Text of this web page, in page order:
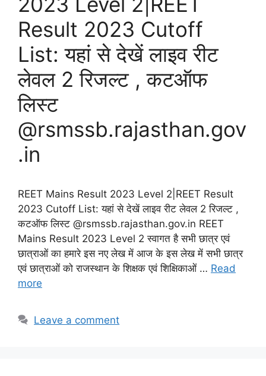
Result 2023 Cutoff
List: यहां से देखें लाइव रीट
लेवल 2 रिजल्ट , कटऑफ
लिस्ट
@rsmssb.rajasthan.gov
.in
REET Mains Result 2023 Level 2|REET Result
2023 Cutoff List: यहां से देखें लाइव रीट लेवल 2 रिजल्ट ,
कटऑफ लिस्ट @rsmssb.rajasthan.gov.in REET
Mains Result 2023 Level 2 स्वागत है सभी छात्र एवं
छात्राओं का हमारे इस नए लेख में आज के इस लेख में सभी छात्र
एवं छात्राओं को राजस्थान के शिक्षक एवं शिक्षिकाओं … Read
more
Leave a comment